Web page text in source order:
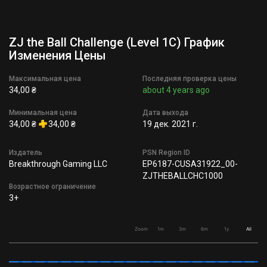
ZJ the Ball Challenge (Level 1C) График
Изменения Цены
Максимальная цена
34,00 ₴
Минимальная цена
34,00 ₴ 34,00 ₴
Последняя проверка цены
about 4 years ago
Дата выхода
19 дек. 2021 г.
Издатель
Breakthrough Gaming LLC
Возрастное ограничение
3+
PSN Region ID
EP6187-CUSA31922_00-
ZJTHEBALLCHC1000
Zoom 1m 3m 6m 1y All